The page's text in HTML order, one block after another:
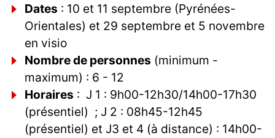
Dates : 10 et 11 septembre (Pyrénées-
Orientales) et 29 septembre et 5 novembre
en visio
Nombre de personnes (minimum -
maximum) : 6 - 12
Horaires : J 1 : 9h00-12h30/14h00-17h30
(présentiel) ; J 2 : 08h45-12h45
(présentiel) et J3 et 4 (à distance) : 14h00-